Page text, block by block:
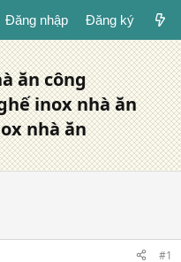
Đăng nhập Đăng ký
ăn công
inox nhà ăn
nhà ăn
#1